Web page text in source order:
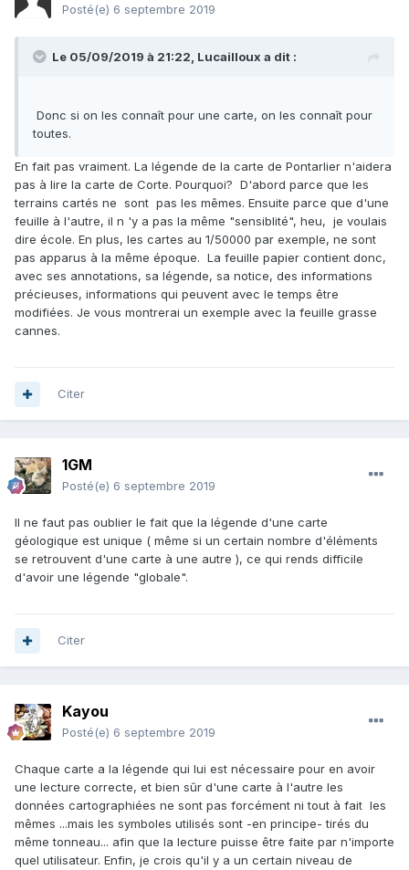
Posté(e) 6 septembre 2019
Le 05/09/2019 à 21:22, Lucailloux a dit :
Donc si on les connaît pour une carte, on les connaît pour
toutes.
En fait pas vraiment. La légende de la carte de Pontarlier n'aidera
pas à lire la carte de Corte. Pourquoi? D'abord parce que les
terrains cartés ne sont pas les mêmes. Ensuite parce que d'une
feuille à l'autre, il n 'y a pas la même "sensiblité", heu, je voulais
dire école. En plus, les cartes au 1/50000 par exemple, ne sont
pas apparus à la même époque. La feuille papier contient donc,
avec ses annotations, sa légende, sa notice, des informations
précieuses, informations qui peuvent avec le temps être
modifiées. Je vous montrerai un exemple avec la feuille grasse
cannes.
Citer
1GM
Posté(e) 6 septembre 2019
Il ne faut pas oublier le fait que la légende d'une carte
géologique est unique ( même si un certain nombre d'éléments
se retrouvent d'une carte à une autre ), ce qui rends difficile
d'avoir une légende "globale".
Citer
Kayou
Posté(e) 6 septembre 2019
Chaque carte a la légende qui lui est nécessaire pour en avoir
une lecture correcte, et bien sûr d'une carte à l'autre les
données cartographiées ne sont pas forcément ni tout à fait les
mêmes ...mais les symboles utilisés sont -en principe- tirés du
même tonneau... afin que la lecture puisse être faite par n'importe
quel utilisateur. Enfin, je crois qu'il y a un certain niveau de